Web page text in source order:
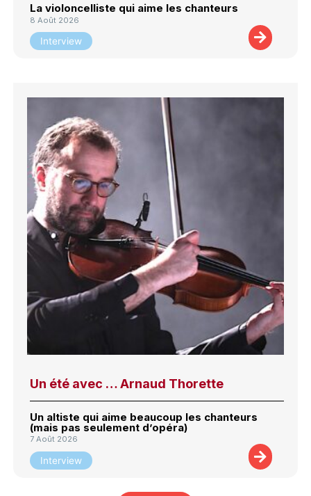
La violoncelliste qui aime les chanteurs
8 Août 2026
Interview
Un été avec … Arnaud Thorette
Un altiste qui aime beaucoup les chanteurs
(mais pas seulement d’opéra)
7 Août 2026
Interview